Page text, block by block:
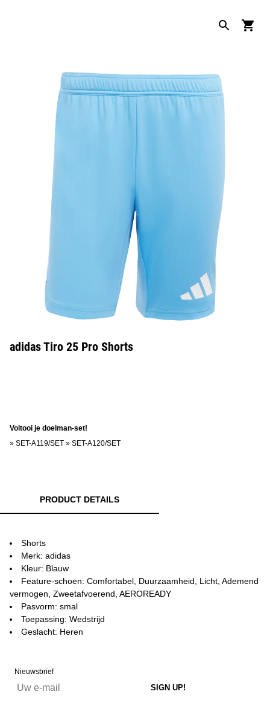
adidas Tiro 25 Pro Shorts
Voltooi je doelman-set!
» SET-A119/SET » SET-A120/SET
PRODUCT DETAILS
Shorts
Merk: adidas
Kleur: Blauw
Feature-schoen: Comfortabel, Duurzaamheid, Licht, Ademend
vermogen, Zweetafvoerend, AEROREADY
Pasvorm: smal
Toepassing: Wedstrijd
Geslacht: Heren
Nieuwsbrief